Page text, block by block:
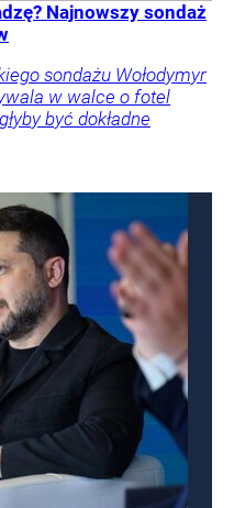
Najnowszy sondaż
sondażu Wołodymyr
w walce o fotel
być dokładne